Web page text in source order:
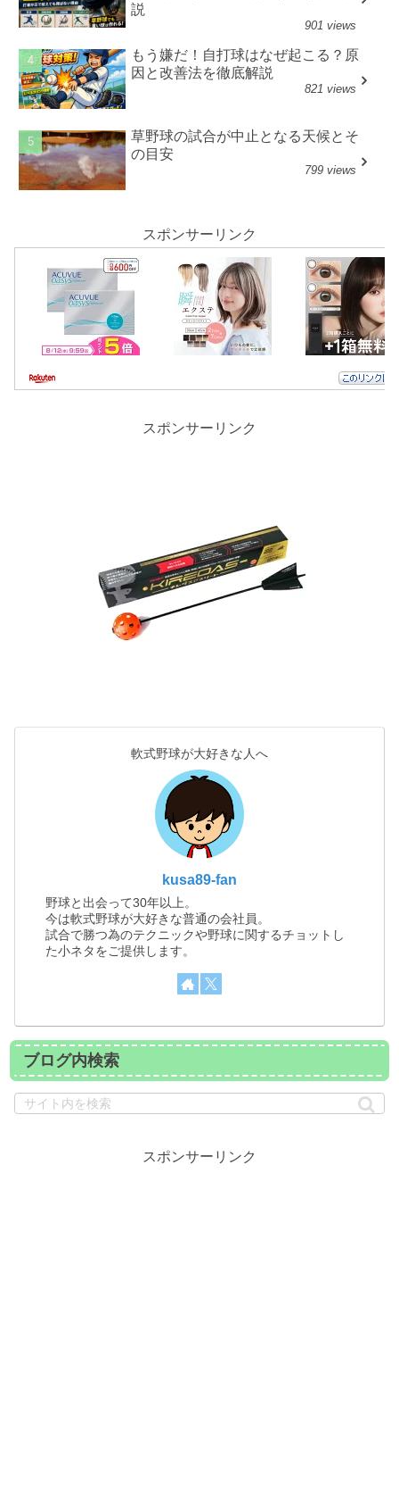
説
901 views
もう嫌だ！自打球はなぜ起こる？原
因と改善法を徹底解説
821 views
草野球の試合が中止となる天候とそ
の目安
799 views
スポンサーリンク
スポンサーリンク
軟式野球が大好きな人へ
kusa89-fan
野球と出会って30年以上。
今は軟式野球が大好きな普通の会社員。
試合で勝つ為のテクニックや野球に関するチョットし
た小ネタをご提供します。
ブログ内検索
スポンサーリンク